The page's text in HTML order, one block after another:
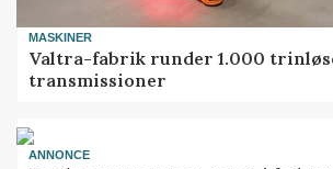
MASKINER
Valtra-fabrik runder 1.000
transmissioner
ANNONCE